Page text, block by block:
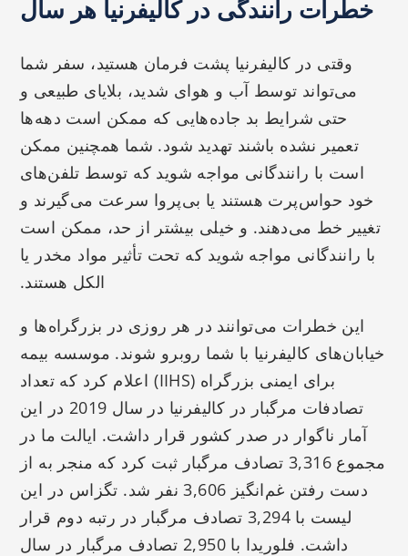
خطرات رانندگی در کالیفرنیا هر سال
وقتی در کالیفرنیا پشت فرمان هستید، سفر شما
می‌تواند توسط آب و هوای شدید، بلایای طبیعی و
حتی شرایط بد جاده‌هایی که ممکن است دهه‌ها
تعمیر نشده باشند تهدید شود. شما همچنین ممکن
است با رانندگانی مواجه شوید که توسط تلفن‌های
خود حواس‌پرت هستند یا بی‌پروا سرعت می‌گیرند و
تغییر خط می‌دهند. و خیلی بیشتر از حد، ممکن است
با رانندگانی مواجه شوید که تحت تأثیر مواد مخدر یا
الکل هستند.
این خطرات می‌توانند در هر روزی در بزرگراه‌ها و
خیابان‌های کالیفرنیا با شما روبرو شوند. موسسه بیمه
برای ایمنی بزرگراه (IIHS) اعلام کرد که تعداد
تصادفات مرگبار در کالیفرنیا در سال 2019 در این
آمار ناگوار در صدر کشور قرار داشت. ایالت ما در
مجموع 3,316 تصادف مرگبار ثبت کرد که منجر به از
دست رفتن غم‌انگیز 3,606 نفر شد. تگزاس در این
لیست با 3,294 تصادف مرگبار در رتبه دوم قرار
داشت. فلوریدا با 2,950 تصادف مرگبار در سال